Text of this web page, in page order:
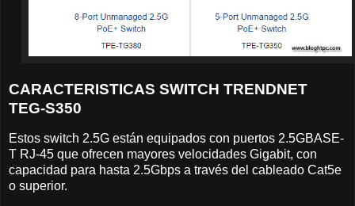
CARACTERISTICAS SWITCH TRENDNET
TEG-S350
Estos switch 2.5G están equipados con puertos 2.5GBASE-
T RJ-45 que ofrecen mayores velocidades Gigabit, con
capacidad para hasta 2.5Gbps a través del cableado Cat5e
o superior.